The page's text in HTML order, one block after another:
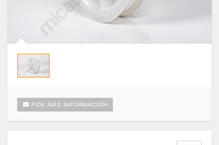
PIDE MÁS INFORMACIÓN